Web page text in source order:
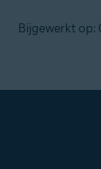
Bijgewerkt op: